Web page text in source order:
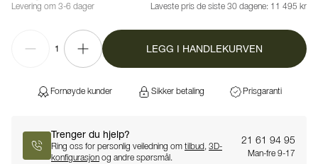
Levering om 3-6 dager
Laveste pris de siste 30 dagene: 11 495 kr
1 LEGG I HANDLEKURVEN
Fornøyde kunder Sikker betaling Prisgaranti
Trenger du hjelp?
Ring oss for personlig veiledning om tilbud, 3D-
konfigurasjon og andre spørsmål.
21 61 94 95
Man-fre 9-17